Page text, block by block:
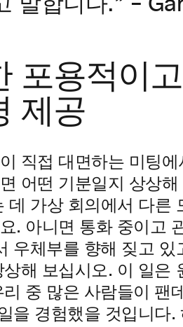
말합니다.” –
포용적이
제공
직접 대면하는 미팅
어떤 기분일지 상상
데 가상 회의에서 다른
. 아니면 통화 중이고
우체부를 향해 짖고 있
해 보십시오. 이 일은
중 많은 사람들이 팬
을 경험했을 것입니다.